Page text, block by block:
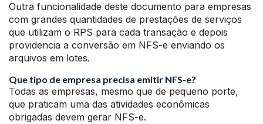
Outra funcionalidade deste documento para empresas
com grandes quantidades de prestações de serviços
que utilizam o RPS para cada transação e depois
providencia a conversão em NFS-e enviando os
arquivos em lotes.
Que tipo de empresa precisa emitir NFS-e?
Todas as empresas, mesmo que de pequeno porte,
que praticam uma das atividades econômicas
obrigadas devem gerar NFS-e.